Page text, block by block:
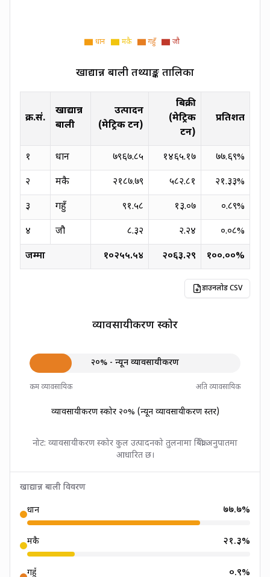
धान मकै गहुँ जौ
खाद्यान्न बाली तथ्याङ्क तालिका
क्र.सं.
खाद्यान्न
बाली
उत्पादन
(मेट्रिक टन)
बिक्री
(मेट्रिक
टन)
प्रतिशत
१ धान ७९६७.८५ १४६५.१७ ७७.६९%
२
मकै २१८७.७९ ५८२.८१ २१.३३%
३
गहुँ ९१.५८ १३.०७ ०.८९%
४
जौ ८.३२ २.२४ ०.०८%
जम्मा
१०२५५.५४ २०६३.२९ १००.००%
डाउनलोड CSV
व्यावसायीकरण स्कोर
२०% - न्यून व्यावसायीकरण
कम व्यावसायिक अति व्यावसायिक
व्यावसायीकरण स्कोर २०% (न्यूनव्यावसायीकरण स्तर)
नोट: व्यावसायीकरण स्कोर कुल उत्पादनको तुलनामा बिक्री अनुपातमा
आधारित छ।
खाद्यान्न बाली विवरण
धान
७७.७%
मकै २१.३%
गहुँ ०.९%